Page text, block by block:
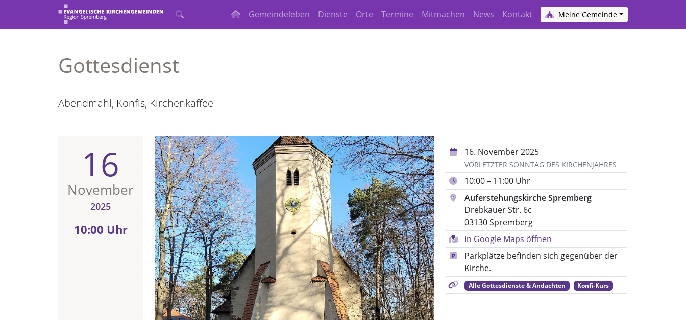
Gemeindeleben Dienste Orte Termine Mitmachen News Kontakt Meine Gemeinde
Gottesdienst
Abendmahl, Konfis, Kirchenkaffee
16
November
2025
10:00 Uhr
16. November 2025
VORLETZTER SONNTAG DES KIRCHENJAHRES
10:00 – 11:00 Uhr
Auferstehungskirche Spremberg
Drebkauer Str. 6c
03130 Spremberg
In Google Maps öffnen
Parkplätze befinden sich gegenüber der
Kirche.
Alle Gottesdienste & Andachten Konfi-Kurs